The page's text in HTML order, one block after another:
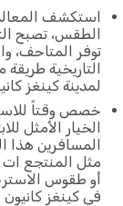
استكشف
الطقس، تصبح
توفر المتاحف،
التاريخية
لمدينة كينغز
خصص وقتاً
الخيار الأمثل
المسافرين هذا
مثل المنتجع ات
أو طقوس
في كينغز